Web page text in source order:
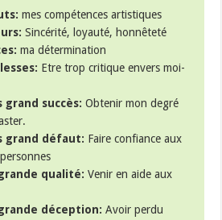
mes compétences artistiques
Sincérité, loyauté, honnêteté
ma détermination
Etre trop critique envers moi-
grand succès: Obtenir mon degré
grand défaut: Faire confiance aux
qualité: Venir en aide aux
déception: Avoir perdu